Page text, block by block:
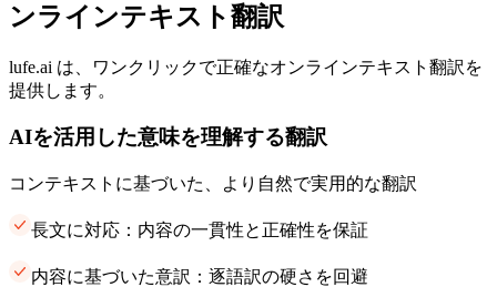
ンラインテキスト翻訳
lufe.ai は、ワンクリックで正確なオンラインテキスト翻訳を
提供します。
AIを活用した意味を理解する翻訳
コンテキストに基づいた、より自然で実用的な翻訳
長文に対応：内容の一貫性と正確性を保証
内容に基づいた意訳：逐語訳の硬さを回避